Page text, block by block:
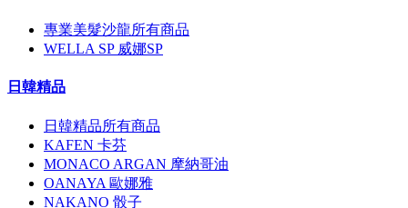
專業美髮沙龍所有商品
WELLA SP 威娜SP
日韓精品
日韓精品所有商品
KAFEN 卡芬
MONACO ARGAN 摩納哥油
OANAYA 歐娜雅
NAKANO 骰子